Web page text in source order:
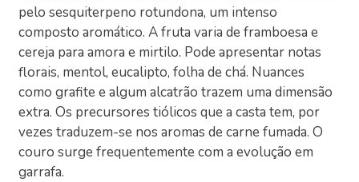
pelo sesquiterpeno rotundona, um intenso
composto aromático. A fruta varia de framboesa e
cereja para amora e mirtilo. Pode apresentar notas
florais, mentol, eucalipto, folha de chá. Nuances
como grafite e algum alcatrão trazem uma dimensão
extra. Os precursores tiólicos que a casta tem, por
vezes traduzem-se nos aromas de carne fumada. O
couro surge frequentemente com a evolução em
garrafa.